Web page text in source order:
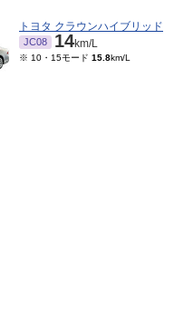
トヨタ クラウンハイブリッド
JC08 14km/L
※ 10・15モード 15.8km/L